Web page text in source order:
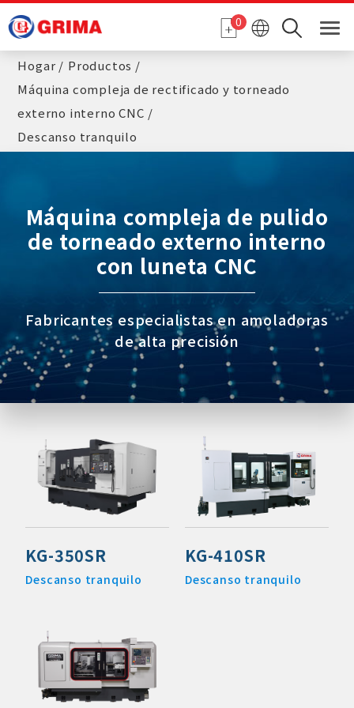
0
Hogar
Productos
Máquina compleja de rectificado y torneado
externo interno CNC
Descanso tranquilo
Máquina compleja de pulido
de torneado externo interno
con luneta CNC
Fabricantes especialistas en amoladoras
de alta precisión
KG-350SR
Descanso tranquilo
KG-410SR
Descanso tranquilo
Panel de gestión de cookies